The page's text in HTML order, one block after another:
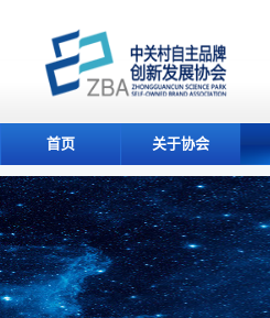
首页 关于协会